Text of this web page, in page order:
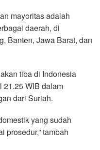
mayoritas adalah
daerah, di
Banten, Jawa Barat, dan
tiba di Indonesia
21.25 WIB dalam
dari Suriah.
yang sudah
prosedur,” tambah